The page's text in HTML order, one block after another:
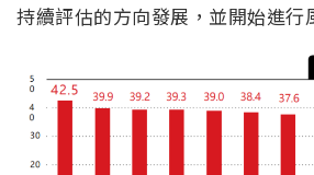
持續評估的方向發展，並開始進行